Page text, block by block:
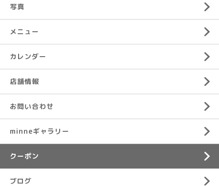
写真
メニュー
カレンダー
店舗情報
お問い合わせ
minneギャラリー
クーポン
ブログ